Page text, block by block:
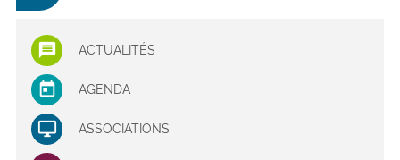
ACTUALITÉS
AGENDA
ASSOCIATIONS